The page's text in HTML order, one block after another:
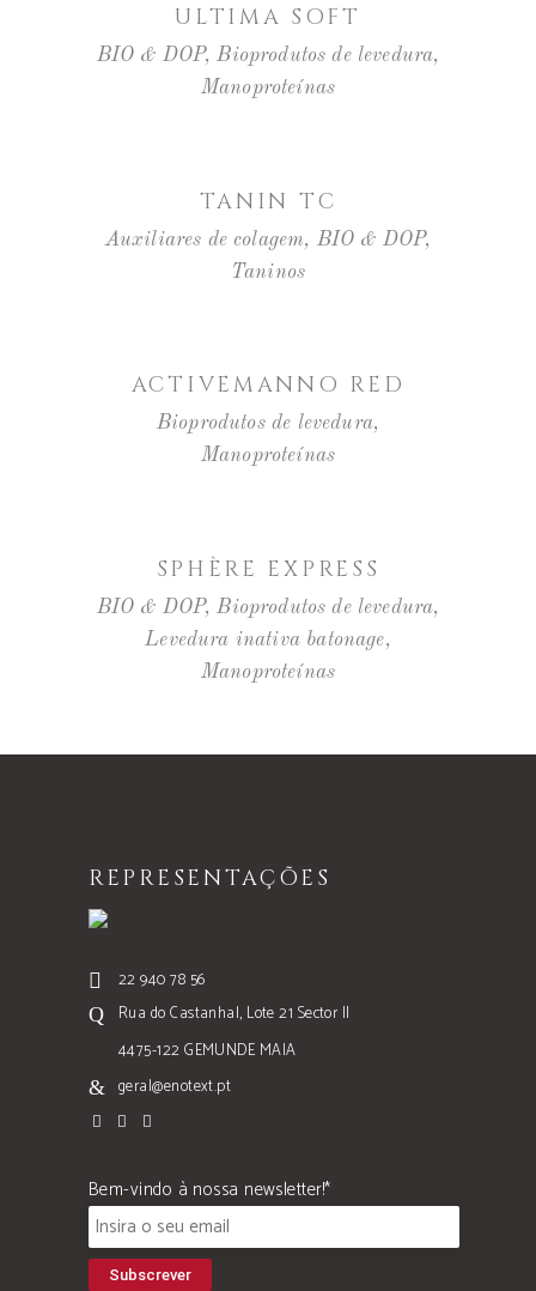
ULTIMA SOFT
BIO & DOP,Bioprodutos de levedura,
Manoproteínas
TANIN TC
Auxiliares de colagem, BIO & DOP,
Taninos
ACTIVEMANNO RED
Bioprodutos de levedura,
Manoproteínas
SPHÈRE EXPRESS
BIO & DOP,Bioprodutos de levedura,
Levedura inativa batonage,
Manoproteínas
REPRESENTAÇÕES
22 940 78 56
Rua do Castanhal, Lote 21 Sector II
4475-122 GEMUNDE MAIA
geral@enotext.pt
Bem-vindo à nossa newsletter!*